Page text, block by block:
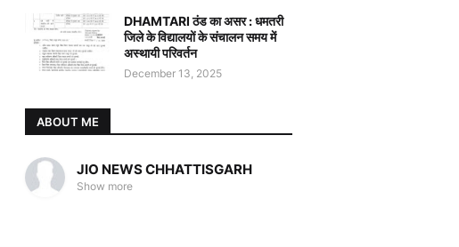
DHAMTARI ठंड का असर : धमतरी
जिले के विद्यालयों के संचालन समय में
अस्थायी परिवर्तन
December 13, 2025
ABOUT ME
JIO NEWS CHHATTISGARH
Show more